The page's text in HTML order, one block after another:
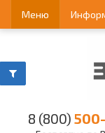
Меню
8 (800)